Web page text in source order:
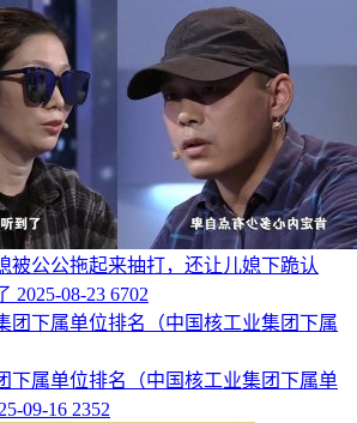
被公公拖起来抽打，还让儿媳下跪认
2025-08-23 6702
下属单位排名（中国核工业集团下属单
09-16 2352